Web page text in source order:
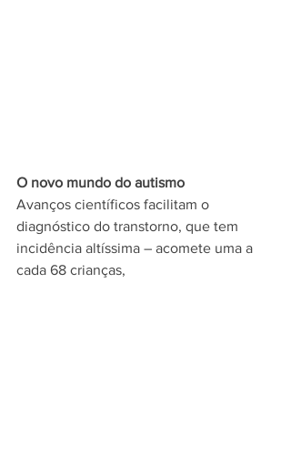
O novo mundo do autismo
Avanços científicos facilitam o
diagnóstico do transtorno, que tem
incidência altíssima – acomete uma a
cada 68 crianças,